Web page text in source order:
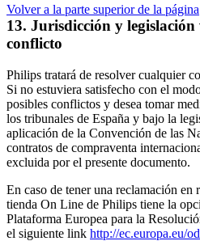
Volver a la parte superior de la página
13. Jurisdicción y legislación
conflicto
Philips tratará de resolver cualquier
Si no estuviera satisfecho con el
posibles conflictos y desea tomar
los tribunales de España y bajo la
aplicación de la Convención de las
contratos de compraventa
excluida por el presente documento.
En caso de tener una reclamación en
tienda On Line de Philips tiene la
Plataforma Europea para la
el siguiente link http://ec.europa.eu/